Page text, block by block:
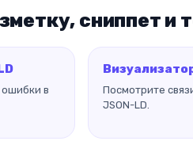
сниппет и
ошибки в
Посмотрите
JSON-LD.